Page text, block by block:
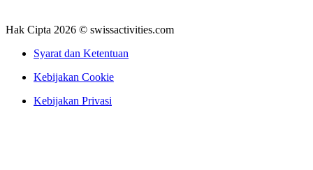
Hak Cipta 2026 © swissactivities.com
Syarat dan Ketentuan
Kebijakan Cookie
Kebijakan Privasi